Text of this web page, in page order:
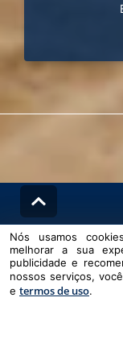
©
Nós usamos cookies
sua experiência
Nós usamos
melhorar a sua
publicidade e
nossos serviços,
e termos de uso.